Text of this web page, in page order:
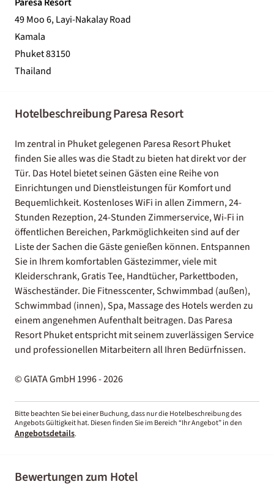
49 Moo 6, Layi-Nakalay Road
Kamala
Phuket 83150
Thailand
Hotelbeschreibung Paresa Resort
Im zentral in Phuket gelegenen Paresa Resort Phuket
finden Sie alles was die Stadt zu bieten hat direkt vor der
Tür. Das Hotel bietet seinen Gästen eine Reihe von
Einrichtungen und Dienstleistungen für Komfort und
Bequemlichkeit. Kostenloses WiFi in allen Zimmern, 24-
Stunden Rezeption, 24-Stunden Zimmerservice, Wi-Fi in
öffentlichen Bereichen, Parkmöglichkeiten sind auf der
Liste der Sachen die Gäste genießen können. Entspannen
Sie in Ihrem komfortablen Gästezimmer, viele mit
Kleiderschrank, Gratis Tee, Handtücher, Parkettboden,
Wäscheständer. Die Fitnesscenter, Schwimmbad (außen),
Schwimmbad (innen), Spa, Massage des Hotels werden zu
einem angenehmen Aufenthalt beitragen. Das Paresa
Resort Phuket entspricht mit seinem zuverlässigen Service
und professionellen Mitarbeitern all Ihren Bedürfnissen.
© GIATA GmbH 1996 - 2026
Bitte beachten Sie bei einer Buchung, dass nur die Hotelbeschreibung des
Angebots Gültigkeit hat. Diesen finden Sie im Bereich “Ihr Angebot” in den
Angebotsdetails.
Bewertungen zum Hotel